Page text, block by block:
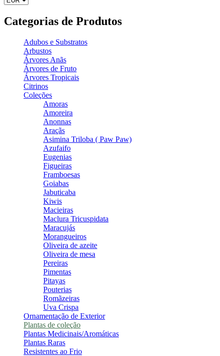
Categorias de Produtos
Adubos e Substratos
Arbustos
Árvores Anãs
Árvores de Fruto
Árvores Tropicais
Citrinos
Coleções
Amoras
Amoreira
Anonnas
Araçãs
Asimina Triloba ( Paw Paw)
Azufaifo
Eugenias
Figueiras
Framboesas
Goiabas
Jabuticaba
Kiwis
Macieiras
Maclura Tricuspidata
Maracujás
Morangueiros
Oliveira de azeite
Oliveira de mesa
Pereiras
Pimentas
Pitayas
Pouterias
Romãzeiras
Uva Crispa
Ornamentação de Exterior
Plantas de coleção
Plantas Medicinais/Aromáticas
Plantas Raras
Resistentes ao Frio